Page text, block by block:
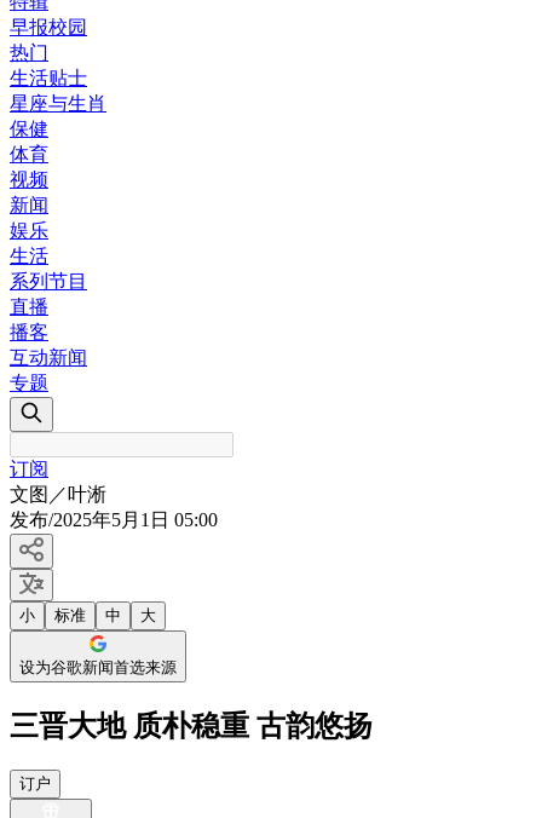
早报校园
热门
生活贴士
星座与生肖
保健
体育
视频
新闻
娱乐
生活
系列节目
直播
播客
互动新闻
专题
订阅
文图／叶淅
发布/2025年5月1日 05:00
小 标准 中 大
设为谷歌新闻首选来源
三晋大地 质朴稳重 古韵悠扬
订户